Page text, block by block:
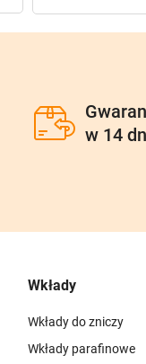
w 14
Wkłady
Wkłady do zniczy
Wkłady parafinowe